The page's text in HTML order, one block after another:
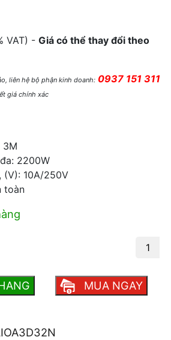
VAT) - Giá có thể thay đổi theo
liên hệ bộ phận kinh doanh: 0937 151 311
giá chính xác
3M
2200W
(V): 10A/250V
toàn
MUA NGAY